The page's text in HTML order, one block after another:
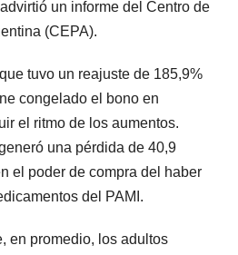
un informe del Centro de
(CEPA).
tuvo un reajuste de 185,9%
congelado el bono en
el ritmo de los aumentos.
una pérdida de 40,9
el poder de compra del haber
del PAMI.
en promedio, los adultos